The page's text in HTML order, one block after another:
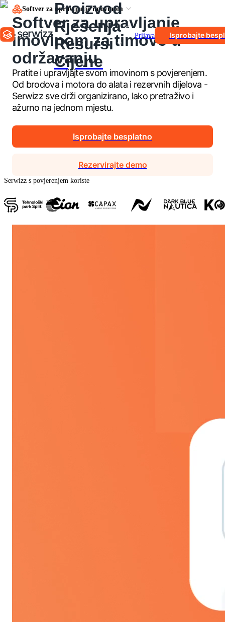
Proizvod
Rješenja
Resursi
Cijene
Prijava Isprobajte
Softver za upravljanje imovinom
Softver za upravljanje
imovinom za timove u
održavanju
Pratite i upravljajte svom imovinom s povjerenjem.
Od brodova i motora do alata i rezervnih dijelova -
Serwizz sve drži organizirano, lako pretraživo i
ažurno na jednom mjestu.
Isprobajte besplatno
Rezervirajte demo
Serwizz s povjerenjem koriste